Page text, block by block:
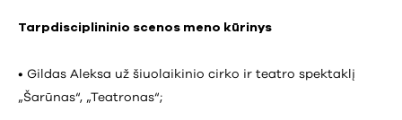
Tarpdisciplininio scenos meno kūrinys
• Gildas Aleksa už šiuolaikinio cirko ir teatro spektaklį
„Šarūnas“, „Teatronas“;